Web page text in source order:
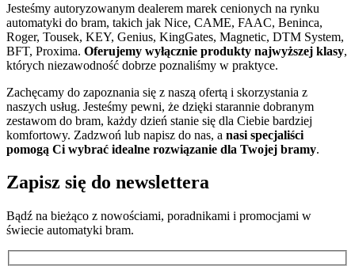
Jesteśmy autoryzowanym dealerem marek cenionych na rynku
automatyki do bram, takich jak Nice, CAME, FAAC, Beninca,
Roger, Tousek, KEY, Genius, KingGates, Magnetic, DTM System,
BFT, Proxima. Oferujemy wyłącznie produkty najwyższej klasy,
których niezawodność dobrze poznaliśmy w praktyce.
Zachęcamy do zapoznania się z naszą ofertą i skorzystania z
naszych usług. Jesteśmy pewni, że dzięki starannie dobranym
zestawom do bram, każdy dzień stanie się dla Ciebie bardziej
komfortowy. Zadzwoń lub napisz do nas, a nasi specjaliści
pomogą Ci wybrać idealne rozwiązanie dla Twojej bramy.
Zapisz się do newslettera
Bądź na bieżąco z nowościami, poradnikami i promocjami w
świecie automatyki bram.